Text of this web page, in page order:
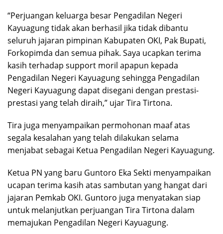
“Perjuangan keluarga besar Pengadilan Negeri
Kayuagung tidak akan berhasil jika tidak dibantu
seluruh jajaran pimpinan Kabupaten OKI, Pak Bupati,
Forkopimda dan semua pihak. Saya ucapkan terima
kasih terhadap support moril apapun kepada
Pengadilan Negeri Kayuagung sehingga Pengadilan
Negeri Kayuagung dapat disegani dengan prestasi-
prestasi yang telah diraih,” ujar Tira Tirtona.
Tira juga menyampaikan permohonan maaf atas
segala kesalahan yang telah dilakukan selama
menjabat sebagai Ketua Pengadilan Negeri Kayuagung.
Ketua PN yang baru Guntoro Eka Sekti menyampaikan
ucapan terima kasih atas sambutan yang hangat dari
jajaran Pemkab OKI. Guntoro juga menyatakan siap
untuk melanjutkan perjuangan Tira Tirtona dalam
memajukan Pengadilan Negeri Kayuagung.